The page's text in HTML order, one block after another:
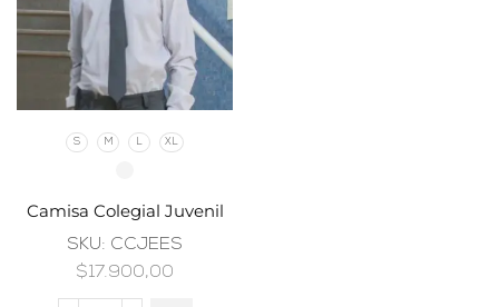
S M L XL
Camisa Colegial Juvenil
SKU: CCJEES
$17.900,00